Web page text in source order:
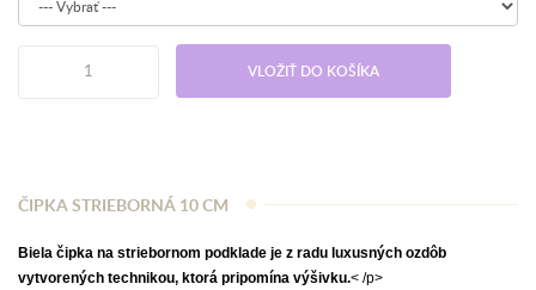
VLOŽIŤ DO KOŠÍKA
ČIPKA STRIEBORNÁ 10 CM
Biela čipka na striebornom podklade je z radu luxusných ozdôb
vytvorených technikou, ktorá pripomína výšivku.< /p>